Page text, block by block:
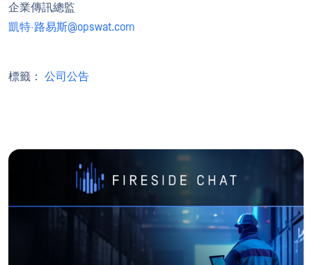
企業傳訊總監
凱特·路易斯@opswat.com
標籤： 公司公告